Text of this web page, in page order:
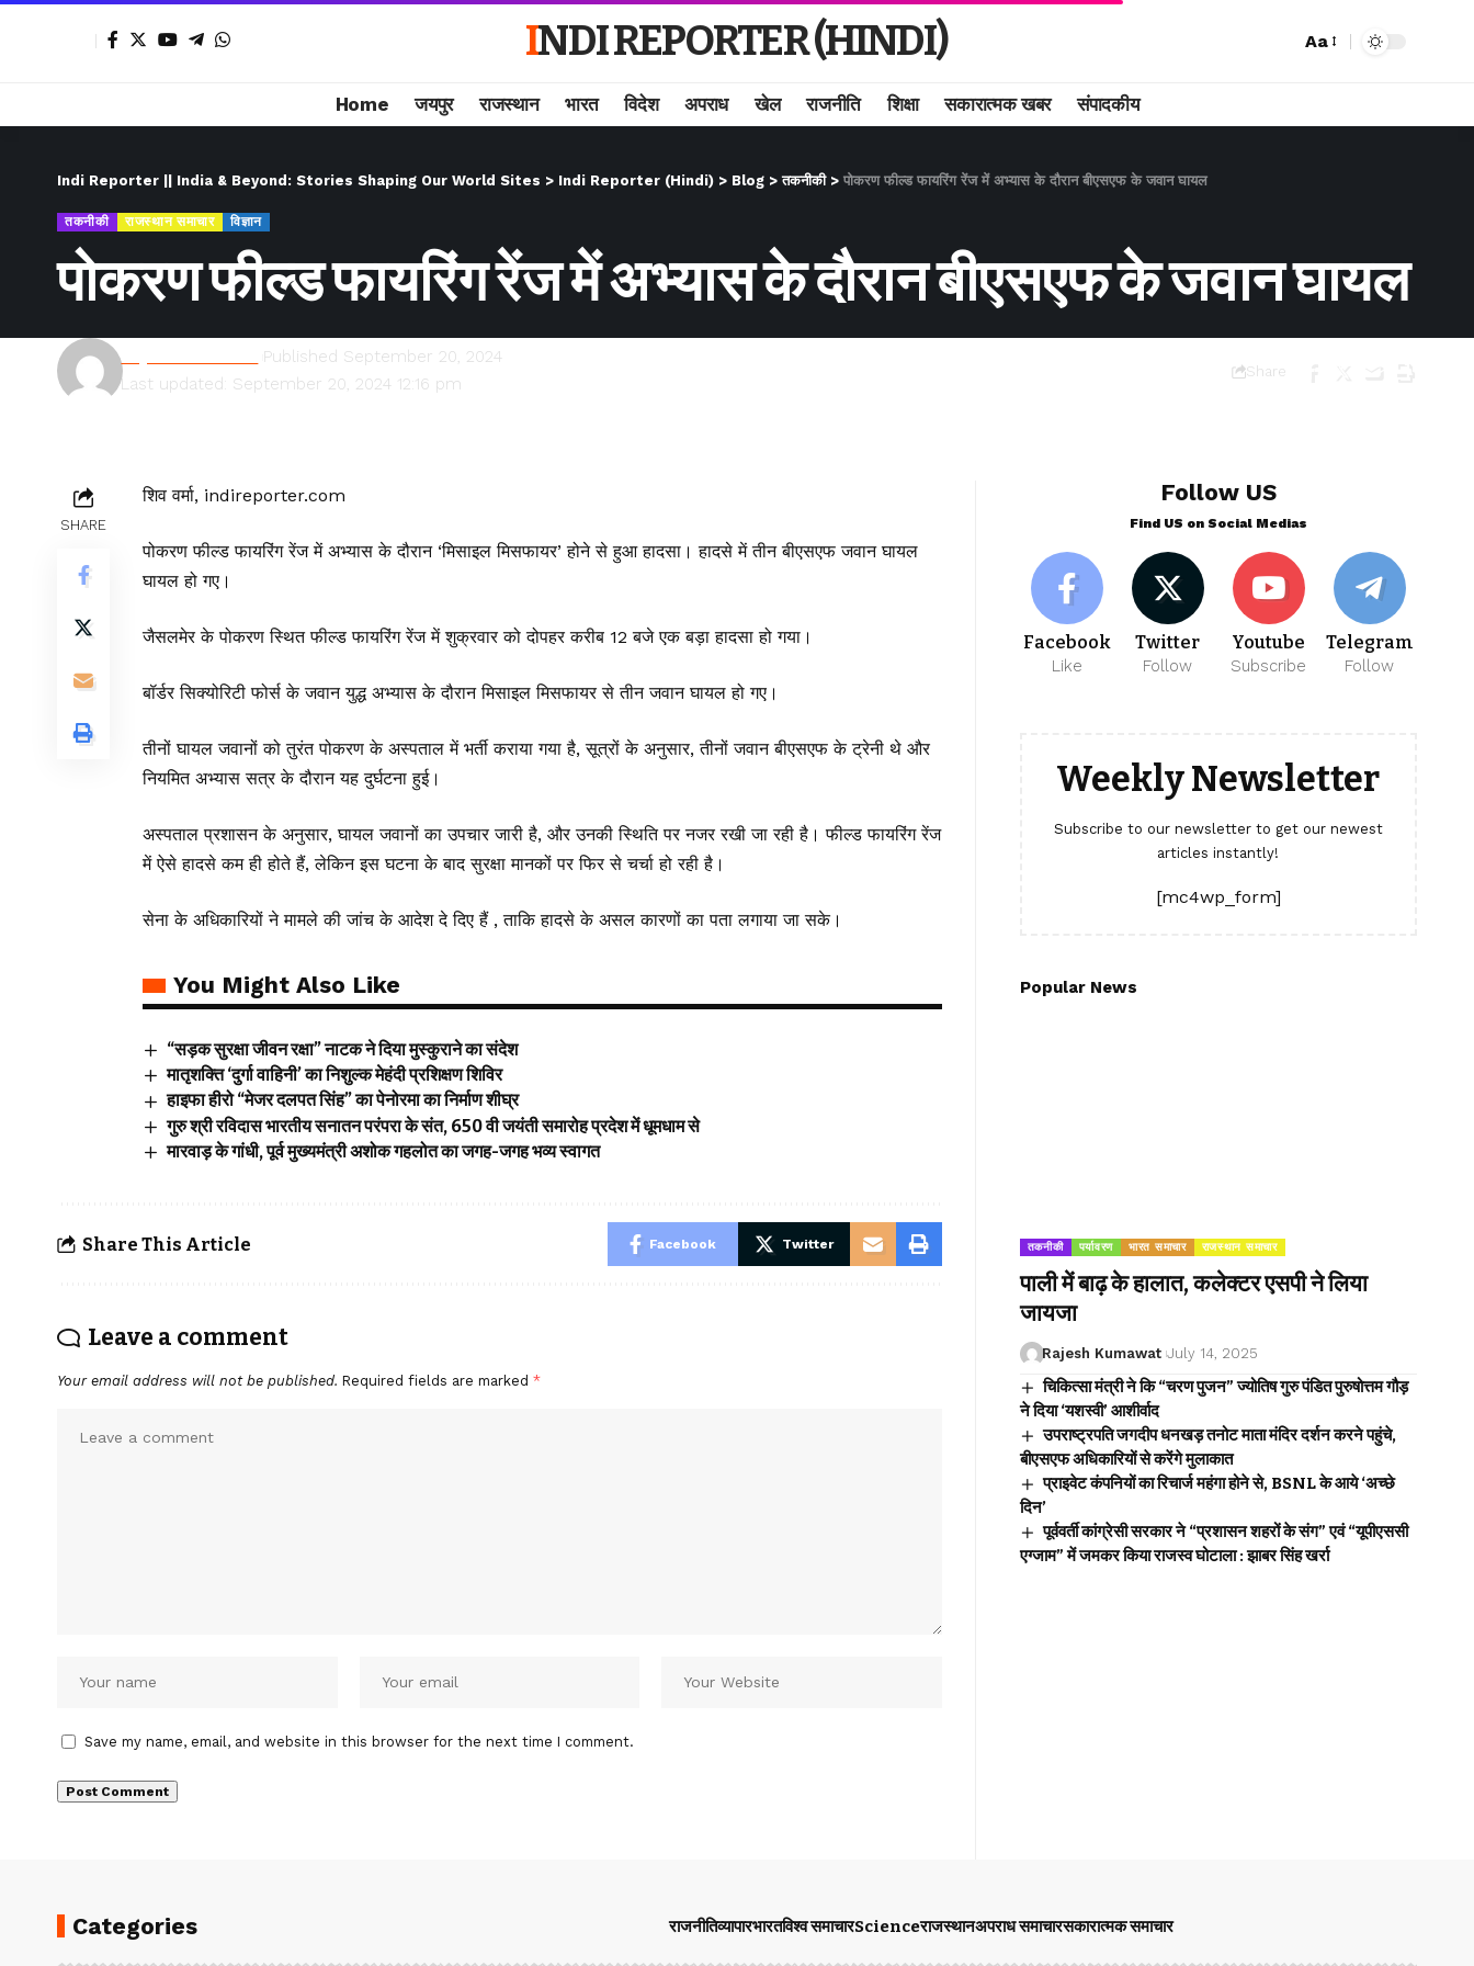
INDI REPORTER (HINDI) Aa
Home जयपुर राजस्थान भारत विदेश अपराध खेल राजनीति शिक्षा सकारात्मक खबर संपादकीय
Indi Reporter || India & Beyond: Stories Shaping Our World Sites > Indi Reporter (Hindi) > Blog >तकनीकी> पोकरण फील्ड फायरिंग रेंज में अभ्यास के दौरान बीएसएफ के जवान घायल
तकनीकी राजस्थान समाचार विज्ञान
पोकरण फील्ड फायरिंग रेंज में अभ्यास के दौरान बीएसएफ के जवान घायल
Last updated: September 20, 2024 12:16 pm
Rajesh Kumawat Published September 20, 2024
Share
SHARE
शिव वर्मा, indireporter.com
पोकरण फील्ड फायरिंग रेंज में अभ्यास के दौरान ‘मिसाइल मिसफायर’ होने से हुआ हादसा। हादसे में तीन बीएसएफ जवान घायल
घायल हो गए।
जैसलमेर के पोकरण स्थित फील्ड फायरिंग रेंज में शुक्रवार को दोपहर करीब 12 बजे एक बड़ा हादसा हो गया।
बॉर्डर सिक्योरिटी फोर्स के जवान युद्ध अभ्यास के दौरान मिसाइल मिसफायर से तीन जवान घायल हो गए।
तीनों घायल जवानों को तुरंत पोकरण के अस्पताल में भर्ती कराया गया है, सूत्रों के अनुसार, तीनों जवान बीएसएफ के ट्रेनी थे और
नियमित अभ्यास सत्र के दौरान यह दुर्घटना हुई।
अस्पताल प्रशासन के अनुसार, घायल जवानों का उपचार जारी है, और उनकी स्थिति पर नजर रखी जा रही है। फील्ड फायरिंग रेंज
में ऐसे हादसे कम ही होते हैं, लेकिन इस घटना के बाद सुरक्षा मानकों पर फिर से चर्चा हो रही है।
सेना के अधिकारियों ने मामले की जांच के आदेश दे दिए हैं , ताकि हादसे के असल कारणों का पता लगाया जा सके।
You Might Also Like
“सड़क सुरक्षा जीवन रक्षा” नाटक ने दिया मुस्कुराने का संदेश
मातृशक्ति ‘दुर्गा वाहिनी’ का निशुल्क मेहंदी प्रशिक्षण शिविर
हाइफा हीरो “मेजर दलपत सिंह” का पेनोरमा का निर्माण शीघ्र
गुरु श्री रविदास भारतीय सनातन परंपरा के संत, 650 वी जयंती समारोह प्रदेश में धूमधाम से
मारवाड़ के गांधी, पूर्व मुख्यमंत्री अशोक गहलोत का जगह-जगह भव्य स्वागत
Share This Article Facebook Twitter
Leave a comment
Your email address will not be published. Required fields are marked *
Save my name, email, and website in this browser for the next time I comment.
Follow US
Find US on Social Medias
Facebook
Like
Twitter
Follow
Youtube
Subscribe
Telegram
Follow
Weekly Newsletter
Subscribe to our newsletter to get our newest
articles instantly!
[mc4wp_form]
Popular News
तकनीकी पर्यावरण भारत समाचार राजस्थान समाचार
पाली में बाढ़ के हालात, कलेक्टर एसपी ने लिया
जायजा
Rajesh Kumawat July 14, 2025
चिकित्सा मंत्री ने कि “चरण पुजन” ज्योतिष गुरु पंडित पुरुषोत्तम गौड़
ने दिया ‘यशस्वी’ आशीर्वाद
उपराष्ट्रपति जगदीप धनखड़ तनोट माता मंदिर दर्शन करने पहुंचे,
बीएसएफ अधिकारियों से करेंगे मुलाकात
प्राइवेट कंपनियों का रिचार्ज महंगा होने से, BSNL के आये ‘अच्छे
दिन’
पूर्ववर्ती कांग्रेसी सरकार ने “प्रशासन शहरों के संग” एवं “यूपीएससी
एग्जाम” में जमकर किया राजस्व घोटाला : झाबर सिंह खर्रा
Categories राजनीतिव्यापारभारतविश्व समाचारScienceराजस्थानअपराध समाचारसकारात्मक समाचार